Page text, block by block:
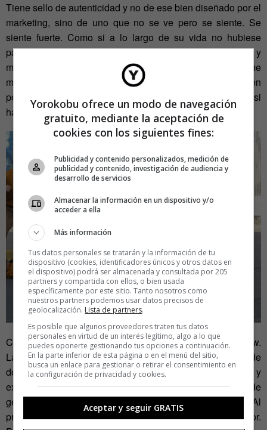
Tiene sello de autenticidad y no de ese bien diseñado por el
marketing, sino de uno que no se ve pero se siente. Se
siente fuerte. Como si a lo largo de su vida no hubiese
parado hasta liberarse de sus cadenas para ahora volver y
mostrarse desnudo: mira, esta es la jaula del tigre, yo me
meto y juego con él y no pasa nada. Vosotros también
podéis. ¿Por qué su arte es tan generoso y llega tan puro, si
habla todo el rato de sí mismo?
Cuando termina la proyección, aparece la estrella del show.
La gente, adormecida por los créditos a oscuras tras más de
dos horas de peli, revive en su butaca a base de aplausos y
expectación. A mí me da la impresión de que la mayoría de
gente está aquí para verle. Siendo sincero, yo también. Al
principio todo resulta raro, forzado. Qué dice el interlocutor.
Yorokobu ofrece un modo de navegación
gratuito, mediante la aceptación de
cookies con los siguientes fines:
Publicidad y contenido personalizados, medición de
publicidad y contenido, investigación de audiencia y
desarrollo de servicios
Almacenar la información en un dispositivo y/o
acceder a ella
Más información
Tus datos personales se tratarán y la información de tu
dispositivo (cookies, identificadores únicos y otros datos en
el dispositivo) podrá ser almacenada y consultada por 205
partners y compartida con ellos, o bien usada
específicamente por este sitio. Tanto nosotros como
nuestros partners podemos usar datos precisos de
geolocalización. Lista de partners.
Es posible que algunos proveedores traten tus datos
personales en virtud de un interés legítimo, algo a lo que
puedes oponerte gestionando tus opciones a continuación.
En la parte inferior de esta página o en el menú del sitio,
busca un enlace para gestionar o retirar el consentimiento en
la configuración de privacidad y cookies.
Aceptar y seguir GRATIS